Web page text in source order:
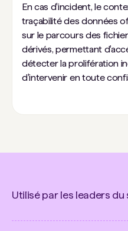
En cas d'incident, le
traçabilité des données
sur le parcours des
dérivés, permettant
détecter la prolifération
d'intervenir en toute
Utilisé par les leaders